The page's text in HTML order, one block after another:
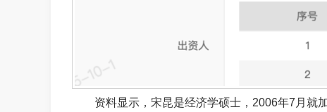
资料显示，宋昆是经济学硕士，2006年7月就